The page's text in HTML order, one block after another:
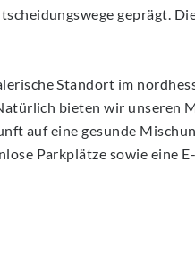
geprägt.
Standort im
bieten wir
auf eine gesunde
Parkplätze sowie eine